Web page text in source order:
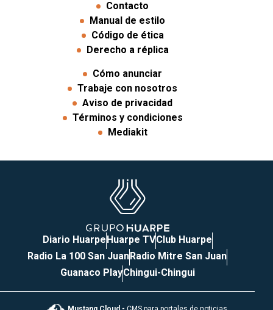
Contacto
Manual de estilo
Código de ética
Derecho a réplica
Cómo anunciar
Trabaje con nosotros
Aviso de privacidad
Términos y condiciones
Mediakit
Diario HuarpeHuarpe TVClub Huarpe
Radio La 100 San JuanRadio Mitre San Juan
Guanaco PlayChingui-Chingui